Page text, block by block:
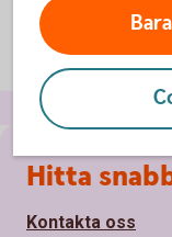
Sidfot
Hitta
Kontakta oss